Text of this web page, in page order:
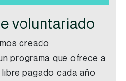
voluntariado
creado
programa que ofrece a
libre pagado cada año